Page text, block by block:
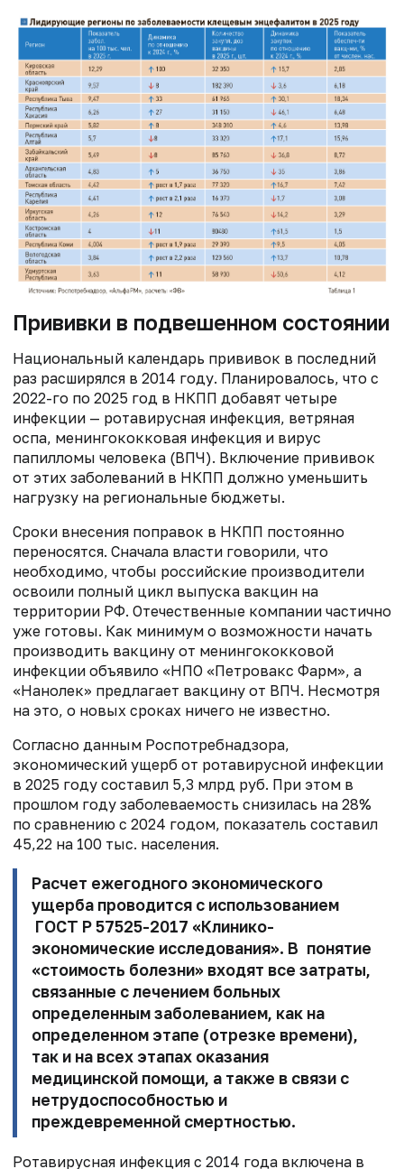
Прививки в подвешенном состоянии
Национальный календарь прививок в последний
раз расширялся в 2014 году. Планировалось, что с
2022-го по 2025 год в НКПП добавят четыре
инфекции — ротавирусная инфекция, ветряная
оспа, менингококковая инфекция и вирус
папилломы человека (ВПЧ). Включение прививок
от этих заболеваний в НКПП должно уменьшить
нагрузку на региональные бюджеты.
Сроки внесения поправок в НКПП постоянно
переносятся. Сначала власти говорили, что
необходимо, чтобы российские производители
освоили полный цикл выпуска вакцин на
территории РФ. Отечественные компании частично
уже готовы. Как минимум о возможности начать
производить вакцину от менингококковой
инфекции объявило «НПО «Петровакс Фарм», а
«Нанолек» предлагает вакцину от ВПЧ. Несмотря
на это, о новых сроках ничего не известно.
Согласно данным Роспотребнадзора,
экономический ущерб от ротавирусной инфекции
в 2025 году составил 5,3 млрд руб. При этом в
прошлом году заболеваемость снизилась на 28%
по сравнению с 2024 годом, показатель составил
45,22 на 100 тыс. населения.
Расчет ежегодного экономического
ущерба проводится с использованием
ГОСТ Р 57525-2017 «Клинико-
экономические исследования». В понятие
«стоимость болезни» входят все затраты,
связанные с лечением больных
определенным заболеванием, как на
определенном этапе (отрезке времени),
так и на всех этапах оказания
медицинской помощи, а также в связи с
нетрудоспособностью и
преждевременной смертностью.
Ротавирусная инфекция с 2014 года включена в